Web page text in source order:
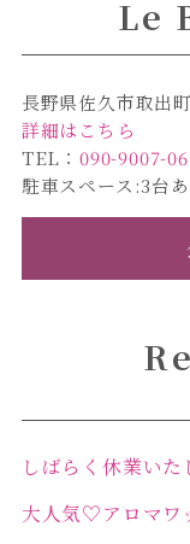
Le
長野県佐久市取出
詳細はこちら
TEL：090-9007-
駐車スペース:3台あ
しばらく休業いた